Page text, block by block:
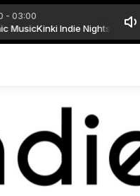
- 03:00
MusicKinki Indie Nights con
Crystal Castles - Suffocation